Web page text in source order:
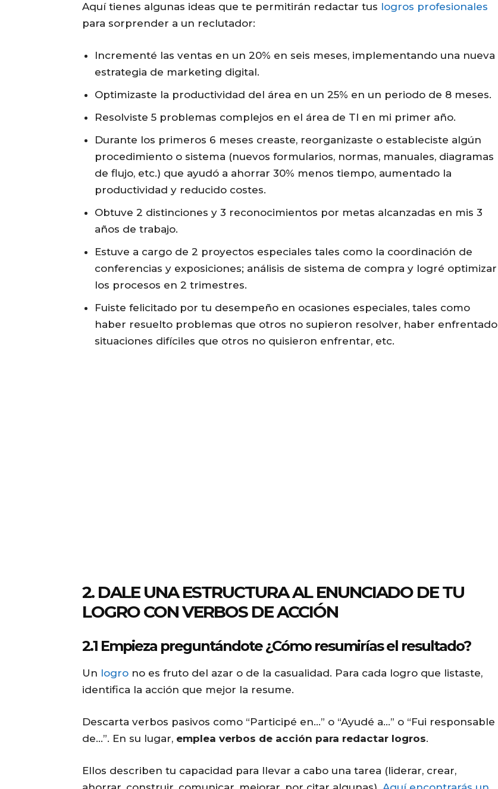
Aquí tienes algunas ideas que te permitirán redactar tus logros profesionales
para sorprender a un reclutador:
Incrementé las ventas en un 20% en seis meses, implementando una nueva
estrategia de marketing digital.
Optimizaste la productividad del área en un 25% en un periodo de 8 meses.
Resolviste 5 problemas complejos en el área de TI en mi primer año.
Durante los primeros 6 meses creaste, reorganizaste o estableciste algún
procedimiento o sistema (nuevos formularios, normas, manuales, diagramas
de flujo, etc.) que ayudó a ahorrar 30% menos tiempo, aumentado la
productividad y reducido costes.
Obtuve 2 distinciones y 3 reconocimientos por metas alcanzadas en mis 3
años de trabajo.
Estuve a cargo de 2 proyectos especiales tales como la coordinación de
conferencias y exposiciones; análisis de sistema de compra y logré optimizar
los procesos en 2 trimestres.
Fuiste felicitado por tu desempeño en ocasiones especiales, tales como
haber resuelto problemas que otros no supieron resolver, haber enfrentado
situaciones difíciles que otros no quisieron enfrentar, etc.
2. DALE UNA ESTRUCTURA AL ENUNCIADO DE TU
LOGRO CON VERBOS DE ACCIÓN
2.1 Empieza preguntándote ¿Cómo resumirías el resultado?
Un logro no es fruto del azar o de la casualidad. Para cada logro que listaste,
identifica la acción que mejor la resume.
Descarta verbos pasivos como “Participé en…” o “Ayudé a…” o “Fui responsable
de…”. En su lugar, emplea verbos de acción para redactar logros.
Ellos describen tu capacidad para llevar a cabo una tarea (liderar, crear,